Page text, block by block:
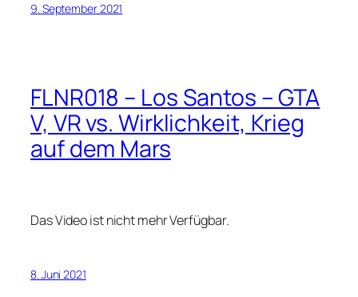
9. September 2021
FLNR018 – Los Santos – GTA
V, VR vs. Wirklichkeit, Krieg
auf dem Mars
Das Video ist nicht mehr Verfügbar.
8. Juni 2021